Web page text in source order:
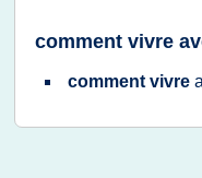
comment vivre
comment vivre